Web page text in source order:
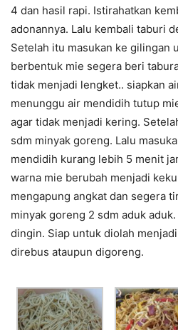
4 dan hasil rapi. Istirahatkan
adonannya. Lalu kembali taburi
Setelah itu masukan ke gilingan
berbentuk mie segera beri
tidak menjadi lengket.. siapkan
menunggu air mendidih tutup
agar tidak menjadi kering.
sdm minyak goreng. Lalu
mendidih kurang lebih 5 menit
warna mie berubah menjadi
mengapung angkat dan segera
minyak goreng 2 sdm aduk
dingin. Siap untuk diolah
direbus ataupun digoreng.